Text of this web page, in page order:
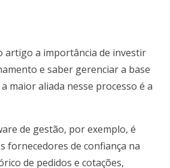
artigo a importância de investir
e saber gerenciar a base
maior aliada nesse processo é a
de gestão, por exemplo, é
fornecedores de confiança na
de pedidos e cotações,